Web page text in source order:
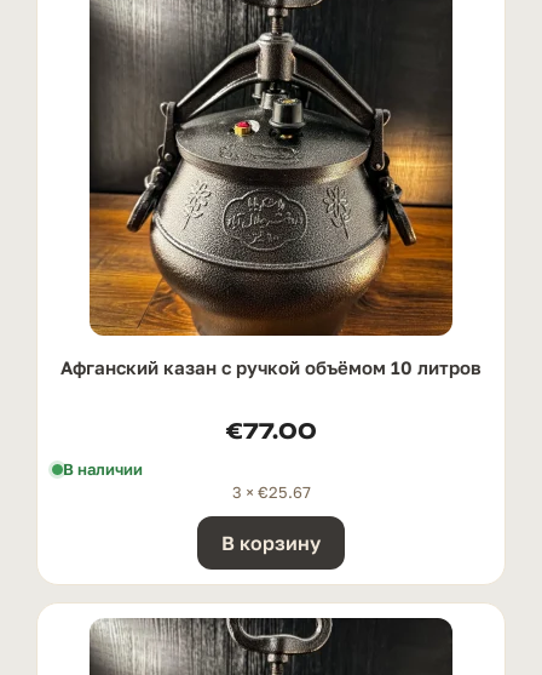
Афганский казан с ручкой oбъёмом 10 литров
€77.00
В наличии
3 × €25.67
В корзину